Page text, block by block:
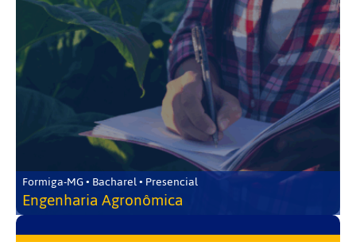
Formiga-MG • Bacharel • Presencial
Engenharia Agronômica